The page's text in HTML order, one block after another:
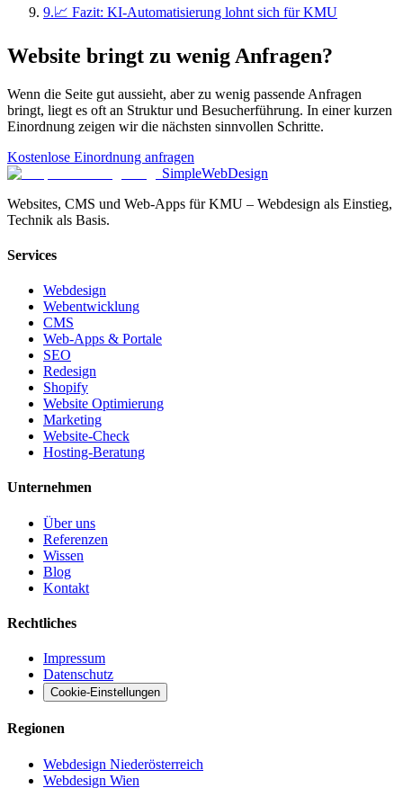
9.📈 Fazit: KI-Automatisierung lohnt sich für KMU
Website bringt zu wenig Anfragen?
Wenn die Seite gut aussieht, aber zu wenig passende Anfragen
bringt, liegt es oft an Struktur und Besucherführung. In einer kurzen
Einordnung zeigen wir die nächsten sinnvollen Schritte.
Kostenlose Einordnung anfragen
SimpleWebDesign
Websites, CMS und Web-Apps für KMU – Webdesign als Einstieg,
Technik als Basis.
Services
Webdesign
Webentwicklung
CMS
Web-Apps & Portale
SEO
Redesign
Shopify
Website Optimierung
Marketing
Website-Check
Hosting-Beratung
Unternehmen
Über uns
Referenzen
Wissen
Blog
Kontakt
Rechtliches
Impressum
Datenschutz
Cookie-Einstellungen
Regionen
Webdesign Niederösterreich
Webdesign Wien